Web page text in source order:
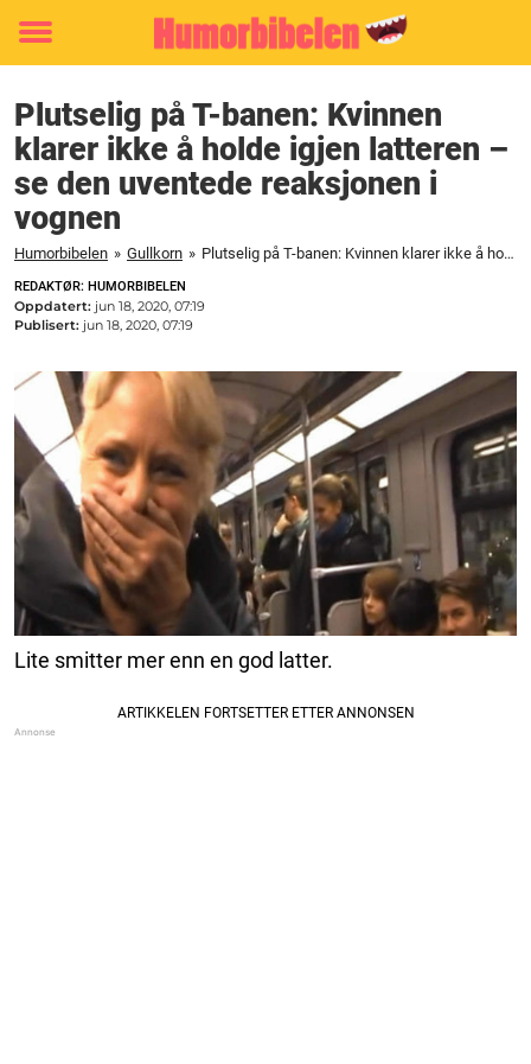
Toggle
Plutselig på T-banen: Kvinnen
klarer ikke å holde igjen latteren –
se den uventede reaksjonen i
vognen
Humorbibelen » Gullkorn » Plutselig på T-banen: Kvinnen klarer ikke å holde igjen latteren - se den uventede reaksjonen i vognen
REDAKTØR: HUMORBIBELEN
Oppdatert: jun 18, 2020, 07:19
Publisert: jun 18, 2020, 07:19
Lite smitter mer enn en god latter.